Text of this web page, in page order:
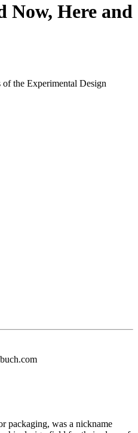
Now, Here and
of the Experimental Design
packaging, was a nickname